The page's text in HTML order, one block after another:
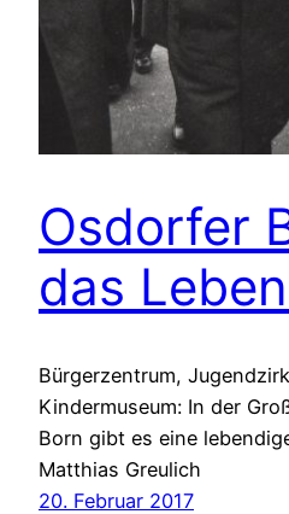
Osdorfer
das
Bürgerzentrum,
Kindermuseum: In der
Born gibt es eine
Matthias Greulich
20. Februar 2017